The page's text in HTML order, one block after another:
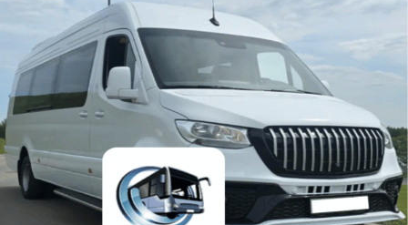
Рост от общего потока на
Нагрузка на диспетчерский центр
снижение на 70%
Ошибки в расчётах (подача, пробег, ожидание)
исключены 99%
Количество обрабатываемых заказов в день
выросло на 60%
Прозрачность статусов заказа
100%